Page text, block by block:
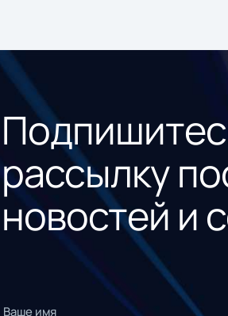
рассылку
новостей и